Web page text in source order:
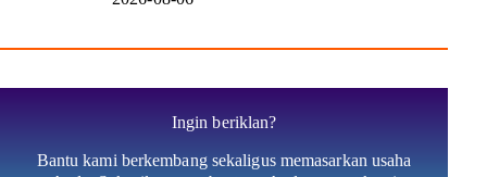
Ingin beriklan?
Bantu kami berkembang sekaligus memasarkan usaha